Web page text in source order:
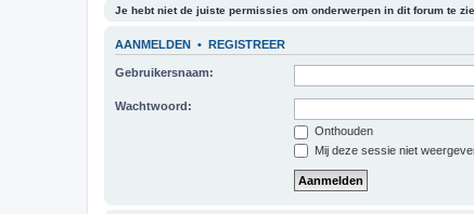
Je hebt niet de juiste permissies om onderwerpen in dit forum te
AANMELDEN • REGISTREER
Gebruikersnaam:
Wachtwoord:
Onthouden
Mij deze sessie niet